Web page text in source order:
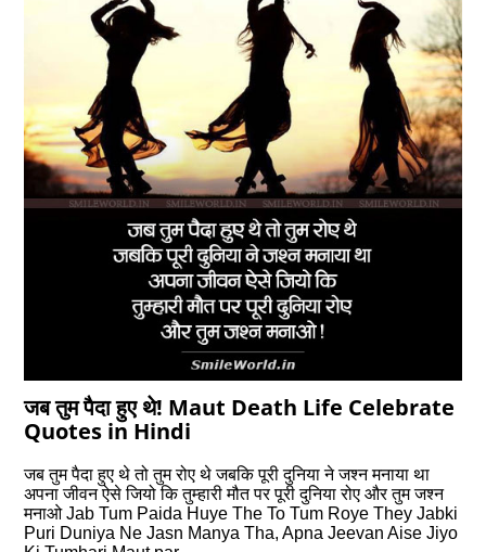
जब तुम पैदा हुए थे! Maut Death Life Celebrate
Quotes in Hindi
जब तुम पैदा हुए थे तो तुम रोए थे जबकि पूरी दुनिया ने जश्न मनाया था
अपना जीवन ऐसे जियो कि तुम्हारी मौत पर पूरी दुनिया रोए और तुम जश्न
मनाओ Jab Tum Paida Huye The To Tum Roye They Jabki
Puri Duniya Ne Jasn Manya Tha, Apna Jeevan Aise Jiyo